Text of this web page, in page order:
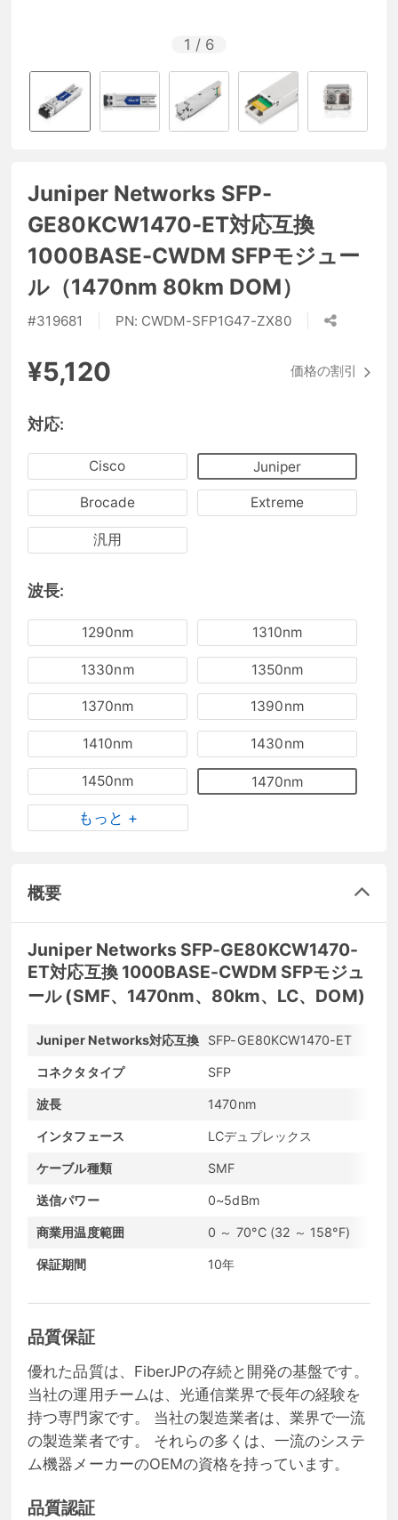
1 / 6
Juniper Networks SFP-
GE80KCW1470-ET対応互換
1000BASE-CWDM SFPモジュー
ル（1470nm 80km DOM）
#319681 PN: CWDM-SFP1G47-ZX80
¥5,120 価格の割引
対応:
Cisco Juniper
Brocade Extreme
汎用
波長:
1290nm 1310nm
1330nm 1350nm
1370nm 1390nm
1410nm 1430nm
1450nm 1470nm
もっと +
概要
Juniper Networks SFP-GE80KCW1470-
ET対応互換 1000BASE-CWDM SFPモジュ
ール (SMF、1470nm、80km、LC、DOM)
Juniper Networks対応互換 SFP-GE80KCW1470-ET
コネクタタイプ SFP
波長 1470nm
インタフェース LCデュプレックス
ケーブル種類 SMF
送信パワー 0~5dBm
商業用温度範囲 0 ～ 70°C (32 ～ 158°F)
保証期間 10年
品質保証
優れた品質は、FiberJPの存続と開発の基盤です。
当社の運用チームは、光通信業界で長年の経験を
持つ専門家です。 当社の製造業者は、業界で一流
の製造業者です。 それらの多くは、一流のシステ
ム機器メーカーのOEMの資格を持っています。
品質認証